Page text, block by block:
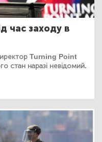
час заходу в
Turning Point
стан наразі невідомий.